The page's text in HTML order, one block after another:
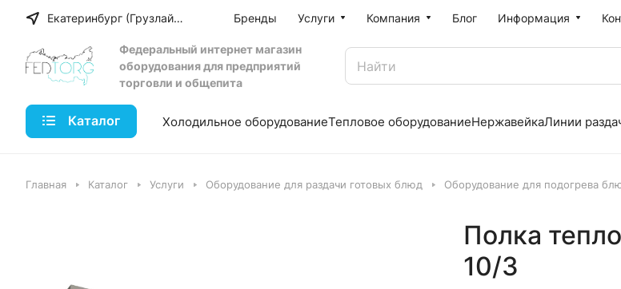
Екатеринбург (Грузлайн) Бренды Услуги Компания Блог Информация
Федеральный интернет магазин
оборудования для предприятий
торговли и общепита
Каталог Холодильное оборудованиеТепловое оборудованиеНержавейкаЛинии
Главная Каталог Услуги Оборудование для раздачи готовых блюд Оборудование для подогрева
Полка
10/3